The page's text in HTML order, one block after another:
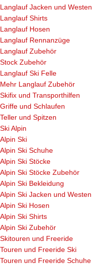
Langlauf Jacken und Westen
Langlauf Shirts
Langlauf Hosen
Langlauf Rennanzüge
Langlauf Zubehör
Stock Zubehör
Langlauf Ski Felle
Mehr Langlauf Zubehör
Skifix und Transporthilfen
Griffe und Schlaufen
Teller und Spitzen
Ski Alpin
Alpin Ski
Alpin Ski Schuhe
Alpin Ski Stöcke
Alpin Ski Stöcke Zubehör
Alpin Ski Bekleidung
Alpin Ski Jacken und Westen
Alpin Ski Hosen
Alpin Ski Shirts
Alpin Ski Zubehör
Skitouren und Freeride
Touren und Freeride Ski
Touren und Freeride Schuhe